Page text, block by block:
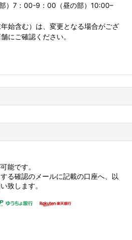
00-9：00（昼の部）10:00–
始含む）は、変更となる場合がござ
にご確認ください。
能です。
る確認のメールに記載の口座へ、以
致します。